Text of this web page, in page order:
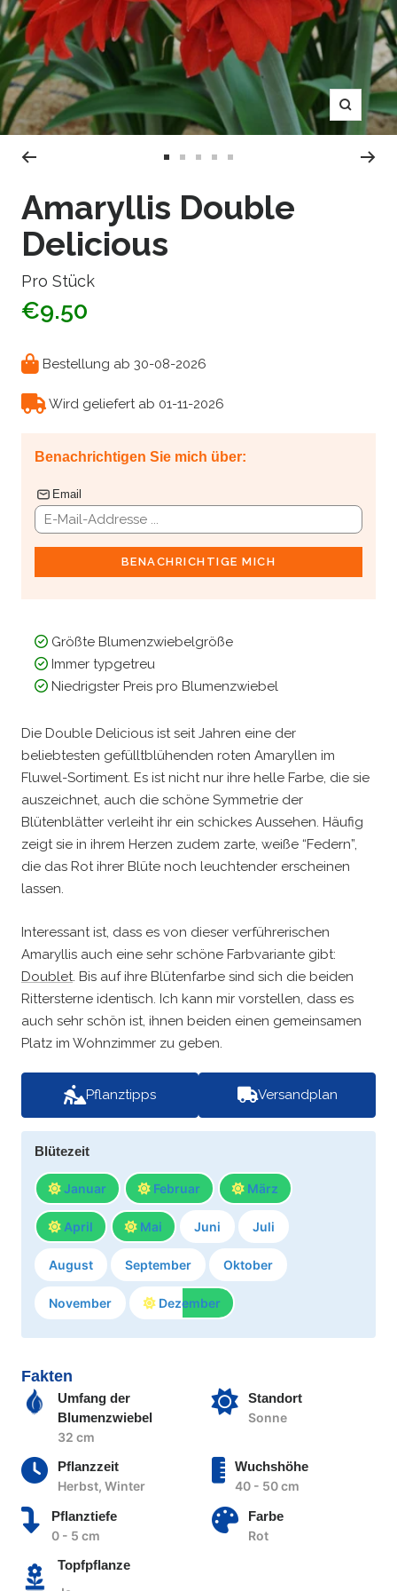
Zoom
1
3 4
5
Amaryllis Double
Delicious
Pro Stück
€9.50
Bestellung ab 30-08-2026
Wird geliefert ab 01-11-2026
Benachrichtigen Sie mich über:
Email
BENACHRICHTIGE MICH
Größte Blumenzwiebelgröße
Immer typgetreu
Niedrigster Preis pro Blumenzwiebel
Die Double Delicious ist seit Jahren eine der
beliebtesten gefülltblühenden roten Amaryllen im
Fluwel-Sortiment. Es ist nicht nur ihre helle Farbe, die sie
auszeichnet, auch die schöne Symmetrie der
Blütenblätter verleiht ihr ein schickes Aussehen. Häufig
zeigt sie in ihrem Herzen zudem zarte, weiße “Federn”,
die das Rot ihrer Blüte noch leuchtender erscheinen
lassen.
Interessant ist, dass es von dieser verführerischen
Amaryllis auch eine sehr schöne Farbvariante gibt:
Doublet. Bis auf ihre Blütenfarbe sind sich die beiden
Rittersterne identisch. Ich kann mir vorstellen, dass es
auch sehr schön ist, ihnen beiden einen gemeinsamen
Platz im Wohnzimmer zu geben.
Pflanztipps Versandplan
Blütezeit
Januar Februar März
April Mai Juni Juli
August September Oktober
November Dezember
Fakten
Umfang der
Blumenzwiebel
32 cm
Standort
Sonne
Pflanzzeit
Herbst, Winter
Wuchshöhe
40 - 50 cm
Pflanztiefe
0 - 5 cm
Farbe
Rot
Topfpflanze